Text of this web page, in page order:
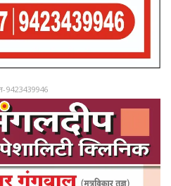
9423439946